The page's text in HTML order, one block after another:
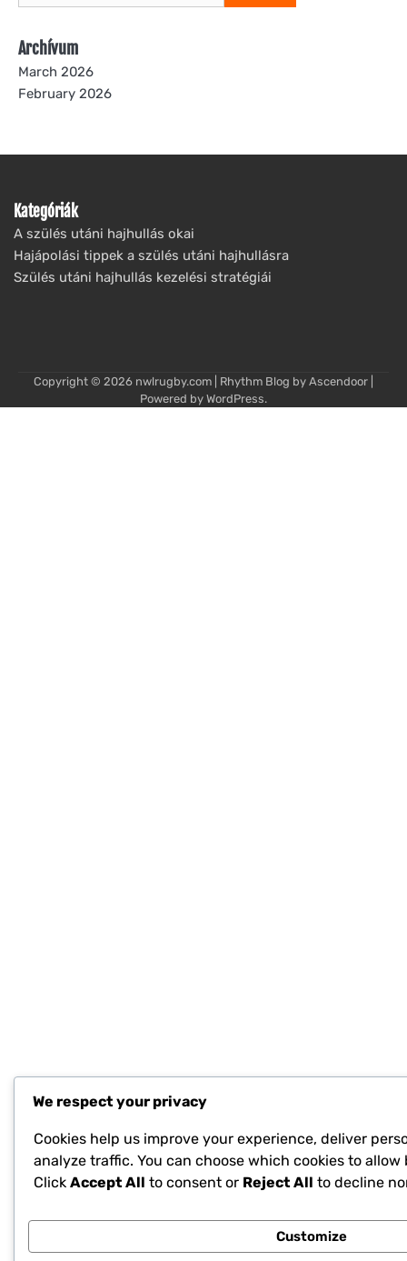
for:
Archívum
March 2026
February 2026
Kategóriák
A szülés utáni hajhullás okai
Hajápolási tippek a szülés utáni hajhullásra
Szülés utáni hajhullás kezelési stratégiái
Copyright © 2026 nwlrugby.com | Rhythm Blog by Ascendoor
Powered by WordPress.
We respect your privacy
Cookies help us improve your experience, deliver
analyze traffic. You can choose which cookies to
Click Accept All to consent or Reject All to decline
Customize